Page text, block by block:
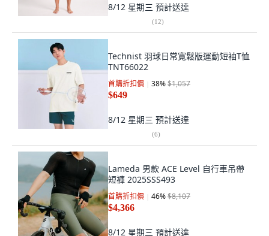
8/12 星期三 預計送達
(12)
Technist 羽球日常寬鬆版運動短袖T恤
TNT66022
首購折扣價 38%$1,057
$649
8/12 星期三 預計送達
(6)
Lameda 男款 ACE Level 自行車吊帶
短褲 2025SSS493
首購折扣價 46%$8,107
$4,366
8/12 星期三 預計送達